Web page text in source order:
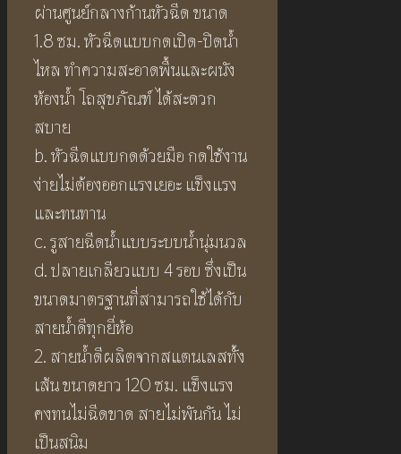
ผ่านศูนย์กลางก้านหัวฉีด ขนาด
1.8 ซม. หัวฉีดแบบกดเปิด-ปิดน้ำ
ไหล ทำความสะอาดพื้นและผนัง
ห้องน้ำ โถสุขภัณฑ์ ได้สะดวก
สบาย
b. หัวฉีดแบบกดด้วยมือ กดใช้งาน
ง่ายไม่ต้องออกแรงเยอะ แข็งแรง
และทนทาน
c. รูสายฉีดน้ำแบบระบบน้ำนุ่มนวล
d. ปลายเกลียวแบบ 4 รอบ ซึ่งเป็น
ขนาดมาตรฐานที่สามารถใช้ได้กับ
สายน้ำดีทุกยี่ห้อ
2. สายน้ำดีผลิตจากสแตนเลสทั้ง
เส้น ขนาดยาว 120 ซม. แข็งแรง
คงทนไม่ฉีดขาด สายไม่พันกัน ไม่
เป็นสนิม